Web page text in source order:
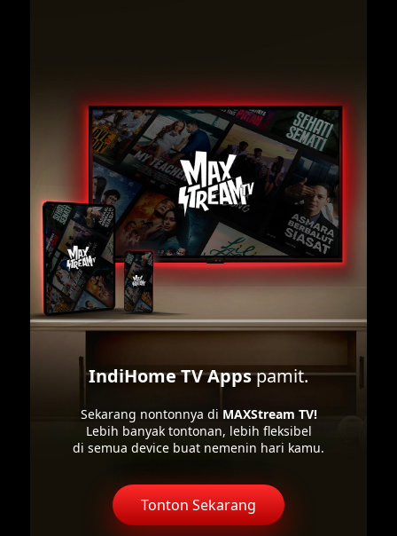
IndiHome TV Appspamit.
Sekarang nontonnya di MAXStream TV!
Lebih banyak tontonan, lebih fleksibel
di semua device buat nemenin hari kamu.
Tonton Sekarang